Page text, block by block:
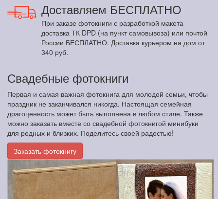
Доставляем БЕСПЛАТНО
При заказе фотокниги с разработкой макета
доставка ТК DPD (на пункт самовывоза) или почтой
России БЕСПЛАТНО. Доставка курьером на дом от
340 руб.
Свадебные фотокниги
Первая и самая важная фотокнига для молодой семьи, чтобы
праздник не заканчивался никогда. Настоящая семейная
драгоценность может быть выполнена в любом стиле. Также
можно заказать вместе со свадебной фотокнигой минибуки
для родных и близких. Поделитесь своей радостью!
Заказать фотокнигу